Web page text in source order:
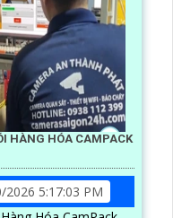
HÀNG HÓA CAMPACK
2026 5:17:03 PM